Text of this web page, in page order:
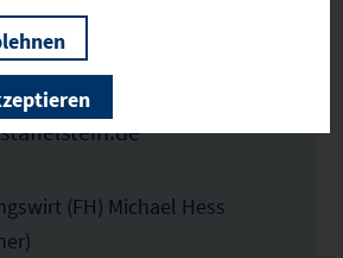
vor Ort
(Erster Bürgermeister)
(FH) Michael Hess